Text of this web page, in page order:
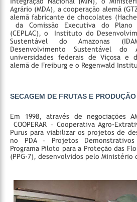
Agrário (MDA), a cooperação alemã
alemã fabricante de chocolates
da Comissão Executiva do Plano
(CEPLAC), o Instituto do
Sustentável do Amazonas
Desenvolvimento Sustentável
universidades federais de Viçosa e
alemã de Freiburg e o Regenwald
SECAGEM DE FRUTAS E
Em 1998, através de negociações
COOPERAR – Cooperativa Agro-
Purus para viabilizar os projetos de
no PDA – Projetos
Programa Piloto para a Proteção das
(PPG-7), desenvolvidos pelo Ministério